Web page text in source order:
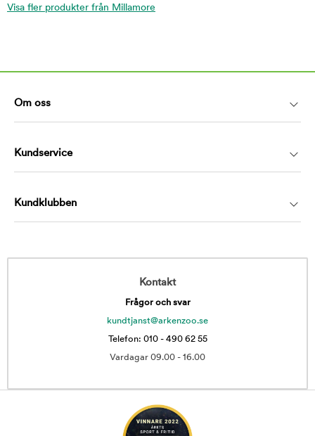
Visa fler produkter från Millamore
Om oss
Kundservice
Kundklubben
Kontakt
Frågor och svar
kundtjanst@arkenzoo.se
Telefon: 010 - 490 62 55
Vardagar 09.00 - 16.00